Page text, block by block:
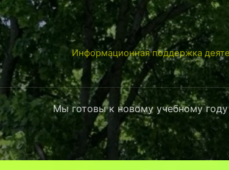
Информационная поддержка
Мы готовы к новому учебному году